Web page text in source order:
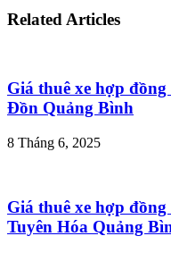
Related Articles
Giá thuê xe hợp
Đồn Quảng Bình
8 Tháng 6, 2025
Giá thuê xe hợp
Tuyên Hóa Quảng